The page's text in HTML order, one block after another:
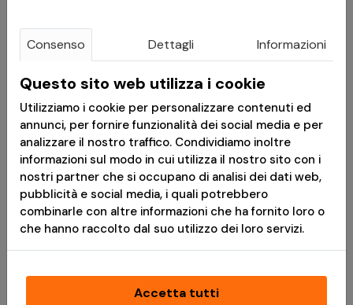
Messaggio pubblicitario con finalità promozionale.Paga in 3
rate senza interessi è disponibile solo per acquisti idonei da €
30,00 a € 2.000,00. L'idoneità a Paga in 3 rate è soggetta ad
approvazione da parte di PayPal (Europe) S.à r.l. et Cie, S.C.A.,
che è il creditore. TAEG 0%. Prima di fare domanda, consulta il
Foglio Informativo
e i Termini e Condizioni
disponibili durante il
processo di acquisto. Un finanziamento è un impegno
vincolante e deve essere rimborsato. Assicurati di essere in
grado di ripagare prima di prendere un impegno.
Consenso Dettagli Informazioni
Questo sito web utilizza i cookie
Utilizziamo i cookie per personalizzare contenuti ed
annunci, per fornire funzionalità dei social media e per
analizzare il nostro traffico. Condividiamo inoltre
informazioni sul modo in cui utilizza il nostro sito con i
nostri partner che si occupano di analisi dei dati web,
pubblicità e social media, i quali potrebbero
combinarle con altre informazioni che ha fornito loro o
che hanno raccolto dal suo utilizzo dei loro servizi.
Accetta tutti